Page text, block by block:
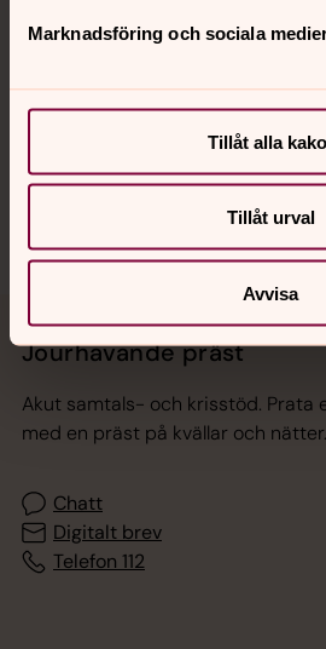
Marknadsföring och sociala
Tillåt alla
Tillåt urval
Avvisa
Jourhavande präst
Akut samtals- och krisstöd. Prata
med en präst på kvällar och nätter.
Chatt
Digitalt brev
Telefon 112